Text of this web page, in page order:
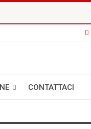
CONTATTACI